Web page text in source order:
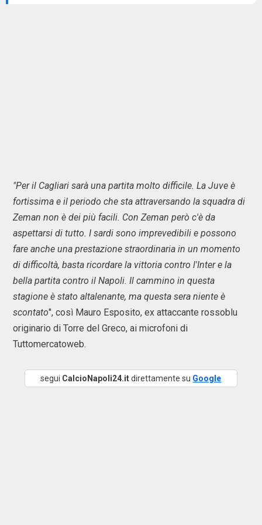
"Per il Cagliari sarà una partita molto difficile. La Juve è
fortissima e il periodo che sta attraversando la squadra di
Zeman non è dei più facili. Con Zeman però c'è da
aspettarsi di tutto. I sardi sono imprevedibili e possono
fare anche una prestazione straordinaria in un momento
di difficoltà, basta ricordare la vittoria contro l'Inter e la
bella partita contro il Napoli. Il cammino in questa
stagione è stato altalenante, ma questa sera niente è
scontato", così Mauro Esposito, ex attaccante rossoblu
originario di Torre del Greco, ai microfoni di
Tuttomercatoweb.
segui CalcioNapoli24.itdirettamente su Google